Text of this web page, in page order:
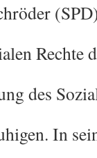
Rechte
des
In